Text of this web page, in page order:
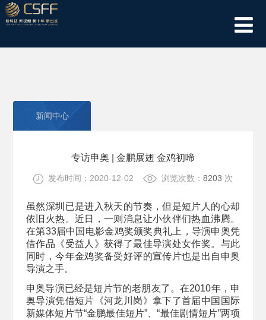
新闻中心
专访申奥 | 金鹏展翅 金鸡初啼
发布时间：2020-12-02 浏览次数： 8203 次
虽然深圳已是进入秋天的节奏，但是短片人的心却
依旧火热。近日，一则消息让小伙伴们热血沸腾。
在第33届中国电影金鸡奖颁奖典礼上，导演申奥凭
借作品《受益人》获得了最佳导演处女作奖。与此
同时，今年金鸡奖备受好评的宣传片也是出自申奥
导演之手。
申奥导演已经是短片节的老朋友了。在2010年，申
奥导演凭借短片《河龙川岗》拿下了首届中国国际
新媒体短片节“金鹏最佳短片”、“最佳剧情短片”两项